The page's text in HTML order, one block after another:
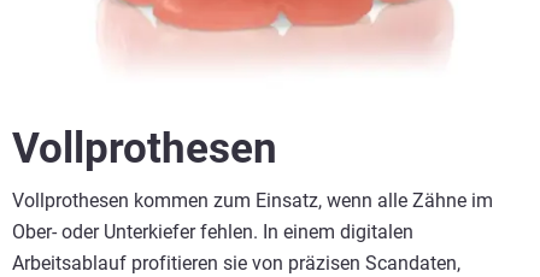
Vollprothesen
Vollprothesen kommen zum Einsatz, wenn alle Zähne im
Ober- oder Unterkiefer fehlen. In einem digitalen
Arbeitsablauf profitieren sie von präzisen Scandaten,